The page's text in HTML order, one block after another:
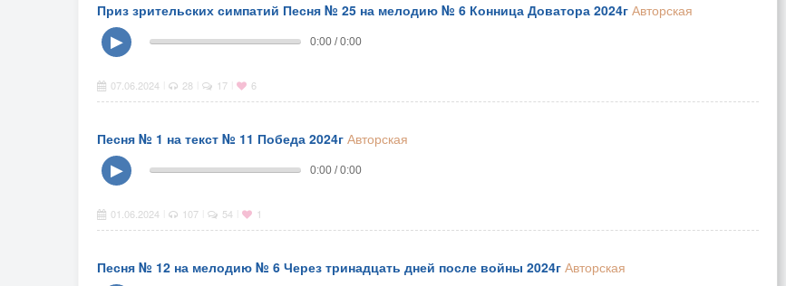
Приз зрительских симпатий Песня № 25 на мелодию № 6 Конница Доватора 2024г Авторская
▶
0:00 / 0:00
07.06.2024 28 17 6
Песня № 1 на текст № 11 Победа 2024г Авторская
▶
0:00 / 0:00
01.06.2024 107 54 1
Песня № 12 на мелодию № 6 Через тринадцать дней после войны 2024г Авторская